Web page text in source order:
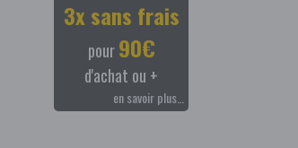
3x sans frais
pour90€
d'achat ou +
en savoir plus…